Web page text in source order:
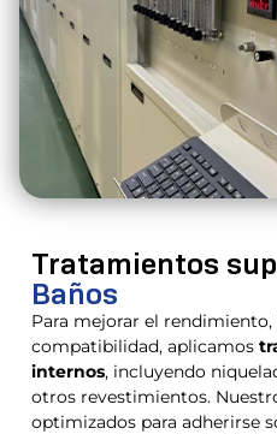
Tratamientos
Baños
Para mejorar el
compatibilidad, aplicamos
internos, incluyendo
otros revestimientos.
optimizados para adherirse